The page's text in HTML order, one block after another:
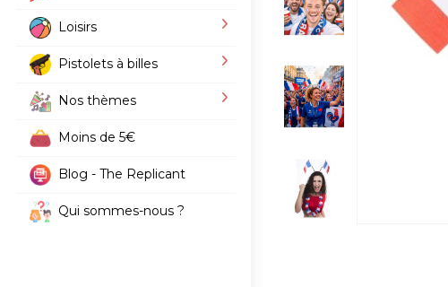
Loisirs
Pistolets à billes
Nos thèmes
Moins de 5€
Blog - The Replicant
Qui sommes-nous ?